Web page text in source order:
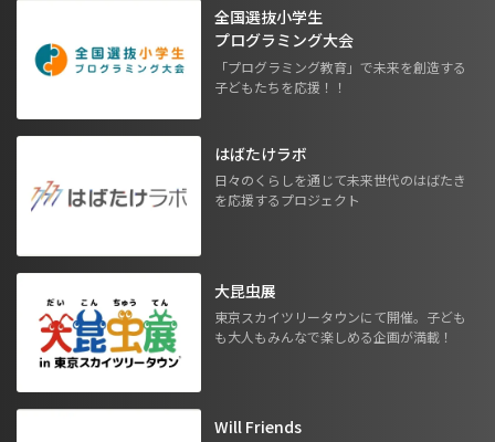
全国選抜小学生
プログラミング大会
「プログラミング教育」で未来を創造する
子どもたちを応援！！
はばたけラボ
日々のくらしを通じて未来世代のはばたき
を応援するプロジェクト
大昆虫展
東京スカイツリータウンにて開催。子ども
も大人もみんなで楽しめる企画が満載！
Will Friends